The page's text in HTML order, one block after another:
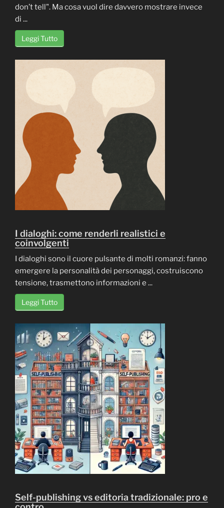
don’t tell". Ma cosa vuol dire davvero mostrare invece
di ...
Leggi Tutto
I dialoghi: come renderli realistici e
coinvolgenti
I dialoghi sono il cuore pulsante di molti romanzi: fanno
emergere la personalità dei personaggi, costruiscono
tensione, trasmettono informazioni e ...
Leggi Tutto
Self-publishing vs editoria tradizionale: pro e